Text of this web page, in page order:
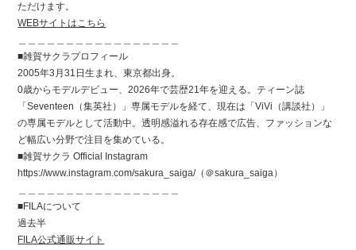
ただけます。
WEBサイトはこちら
■雑賀サクラプロフィール
2005年3月31日生まれ、東京都出身。
0歳からモデルデビュー、2026年で芸歴21年を迎える。ティーン誌
「Seventeen（集英社）」専属モデルを経て、現在は「ViVi（講談社）」
の専属モデルとして活動中。透明感溢れる存在感で広告、ファッションな
ど幅広い分野で注目を集めている。
■雑賀サクラ Official Instagram
https://www.instagram.com/sakura_saiga/（＠sakura_saiga）
■FILAについて
過去半
FILA公式通販サイト